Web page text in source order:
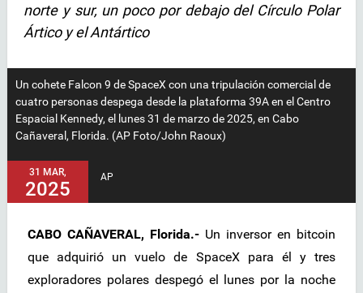
norte y sur, un poco por debajo del Círculo Polar
Ártico y el Antártico
Un cohete Falcon 9 de SpaceX con una tripulación comercial de
cuatro personas despega desde la plataforma 39A en el Centro
Espacial Kennedy, el lunes 31 de marzo de 2025, en Cabo
Cañaveral, Florida. (AP Foto/John Raoux)
31 MAR,
2025
AP
CABO CAÑAVERAL, Florida.- Un inversor en bitcoin
que adquirió un vuelo de SpaceX para él y tres
exploradores polares despegó el lunes por la noche